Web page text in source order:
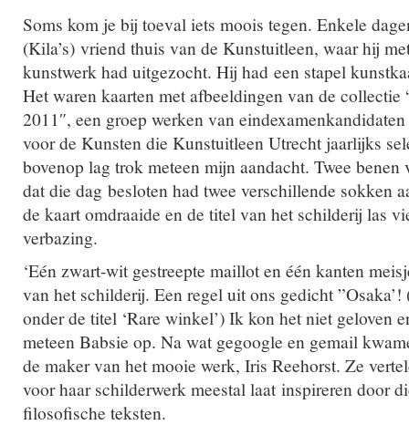
Soms kom je bij toeval iets moois tegen. Enkele
(Kila’s) vriend thuis van de Kunstuitleen, waar hij
kunstwerk had uitgezocht. Hij had een stapel
Het waren kaarten met afbeeldingen van de collectie
2011″, een groep werken van
voor de Kunsten die Kunstuitleen Utrecht jaarlijks
bovenop lag trok meteen mijn aandacht. Twee benen
dat die dag besloten had twee verschillende sokken
de kaart omdraaide en de titel van het schilderij las
verbazing.
‘Eén zwart-wit gestreepte maillot en één kanten
van het schilderij. Een regel uit ons gedicht
onder de titel ‘Rare winkel’) Ik kon het niet geloven
meteen Babsie op. Na wat gegoogle en gemail
de maker van het mooie werk, Iris Reehorst. Ze
voor haar schilderwerk meestal laat inspireren door
filosofische teksten.